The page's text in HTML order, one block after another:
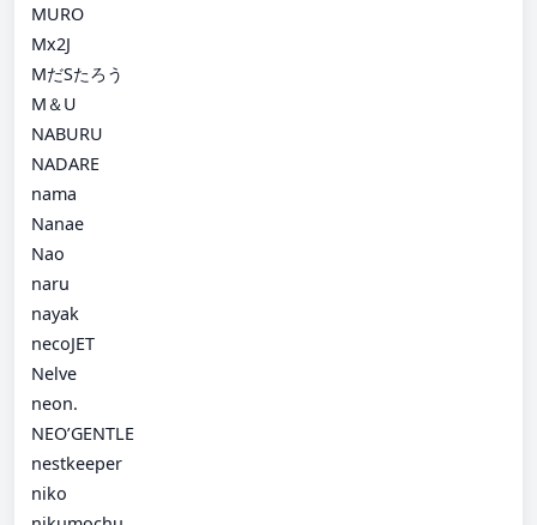
MURO
Mx2J
MだSたろう
M＆U
NABURU
NADARE
nama
Nanae
Nao
naru
nayak
necoJET
Nelve
neon.
NEO’GENTLE
nestkeeper
niko